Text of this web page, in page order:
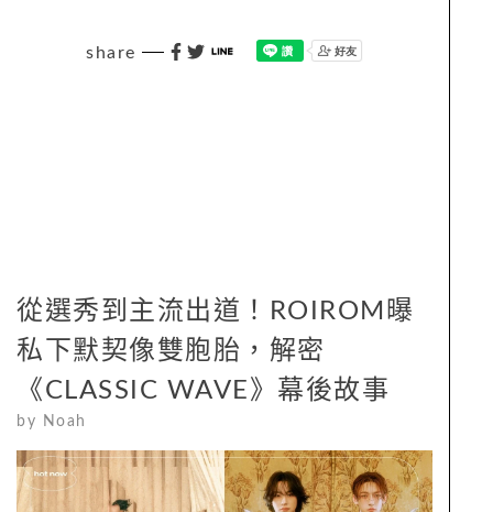
share
從選秀到主流出道！ROIROM曝
私下默契像雙胞胎，解密
《CLASSIC WAVE》幕後故事
by Noah